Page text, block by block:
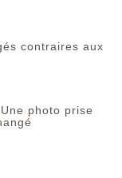
contraires aux
photo prise